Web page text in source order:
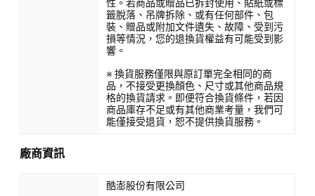
性。若商品或贈品已拆封使用、貼紙或標
籤脫落、吊牌拆除、或有任何部件、包
裝、贈品或附加文件遺失、故障、受到污
損等情況，您的退換貨權益有可能受到影
響。
※ 換貨服務僅限與原訂單完全相同的商
品，不接受更換顏色、尺寸或其他商品規
格的換貨請求。即便符合換貨條件，若因
商品庫存不足或有其他商業考量，我們可
能僅接受退貨，恕不提供換貨服務。
廠商資訊
酷澎股份有限公司